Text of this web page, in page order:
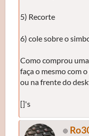
5) Recorte
6) cole sobre o
Como comprou
faça o mesmo com
ou na frente do
[]'s